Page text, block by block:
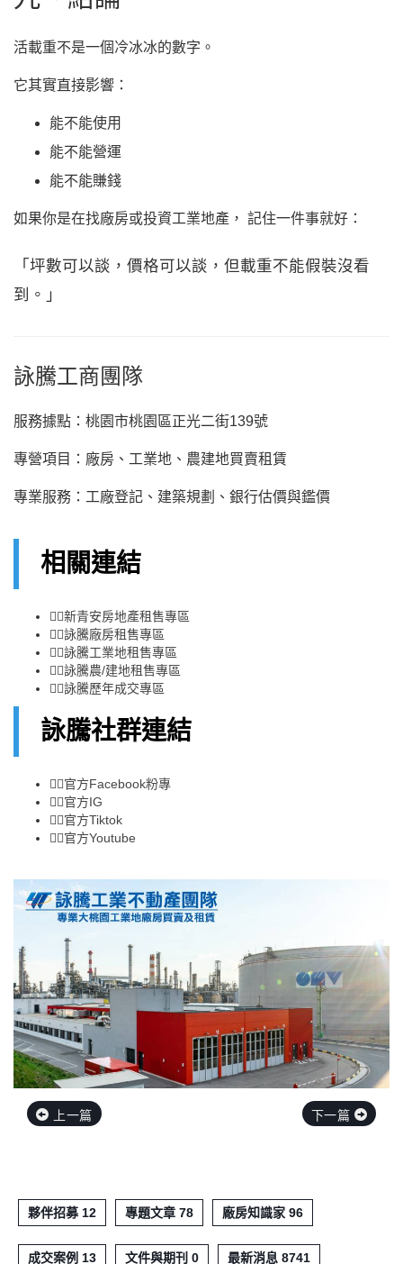
活載重不是一個冷冰冰的數字。
它其實直接影響：
能不能使用
能不能營運
能不能賺錢
如果你是在找廠房或投資工業地產， 記住一件事就好：
「坪數可以談，價格可以談，但載重不能假裝沒看
到。」
詠騰工商團隊
服務據點：桃園市桃園區正光二街139號
專營項目：廠房、工業地、農建地買賣租賃
專業服務：工廠登記、建築規劃、銀行估價與鑑價
相關連結
👉🏻新青安房地產租售專區
👉🏻詠騰廠房租售專區
👉🏻詠騰工業地租售專區
👉🏻詠騰農/建地租售專區
👉🏻詠騰歷年成交專區
詠騰社群連結
👉🏻官方Facebook粉專
👉🏻官方IG
👉🏻官方Tiktok
👉🏻官方Youtube
上一篇 下一篇
夥伴招募 12 專題文章 78 廠房知識家 96
成交案例 13 文件與期刊 0 最新消息 8741